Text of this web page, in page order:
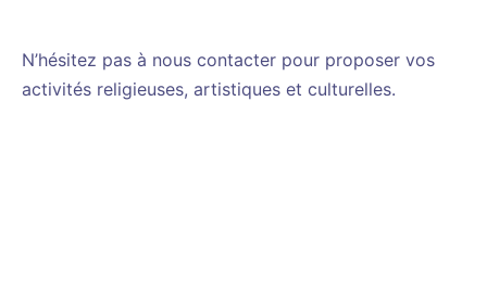
N’hésitez pas à nous contacter pour proposer vos
activités religieuses, artistiques et culturelles.